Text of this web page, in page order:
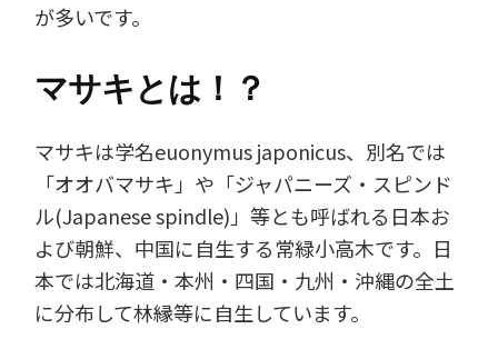
が多いです。
マサキとは！？
マサキは学名euonymus japonicus、別名では
「オオバマサキ」や「ジャパニーズ・スピンド
ル(Japanese spindle)」等とも呼ばれる日本お
よび朝鮮、中国に自生する常緑小高木です。日
本では北海道・本州・四国・九州・沖縄の全土
に分布して林縁等に自生しています。